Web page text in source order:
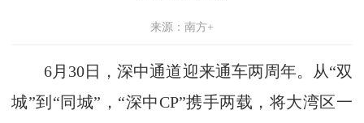
来源：南方+
6月30日，深中通道迎来通车两周年。从“双
城”到“同城”，“深中CP”携手两载，将大湾区一